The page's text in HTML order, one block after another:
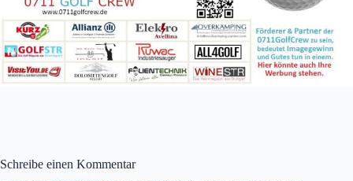
Schreibe einen Kommentar